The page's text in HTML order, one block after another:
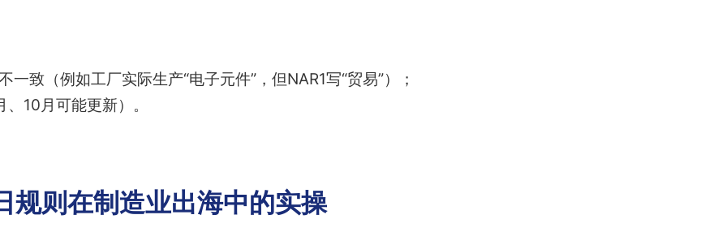
一致（例如工厂实际生产“电子元件”，但NAR1写“贸易”）；
10月可能更新）。
规则在制造业出海中的实操